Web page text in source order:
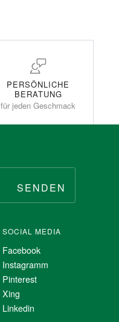
PERSÖNLICHE
BERATUNG
für jeden Geschmack
SENDEN
SOCIAL MEDIA
Facebook
Instagramm
Pinterest
Xing
Linkedin